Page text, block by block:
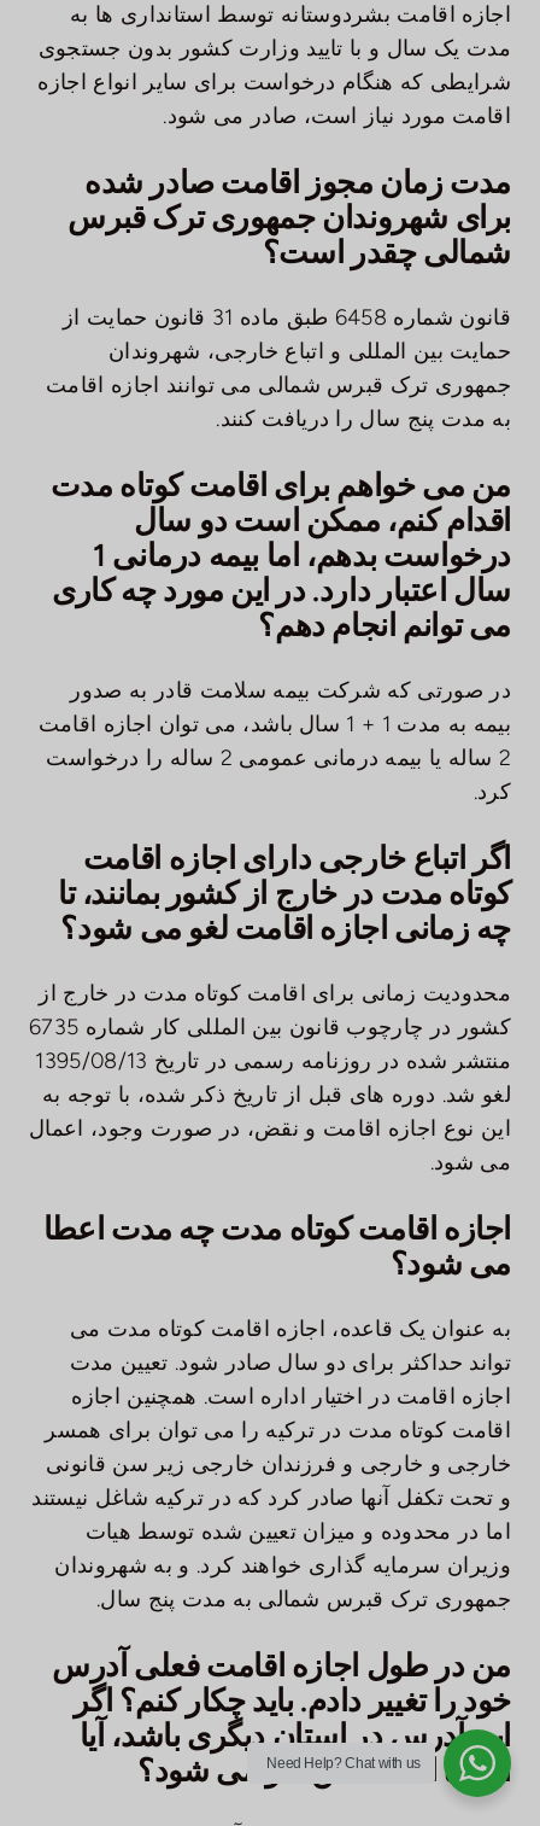
اجازه اقامت بشردوستانه توسط استانداری ها به
مدت یک سال و با تایید وزارت کشور بدون جستجوی
شرایطی که هنگام درخواست برای سایر انواع اجازه
اقامت مورد نیاز است، صادر می شود.
مدت زمان مجوز اقامت صادر شده
برای شهروندان جمهوری ترک قبرس
شمالی چقدر است؟
قانون شماره 6458 طبق ماده 31 قانون حمایت از
حمایت بین المللی و اتباع خارجی، شهروندان
جمهوری ترک قبرس شمالی می توانند اجازه اقامت
به مدت پنج سال را دریافت کنند.
من می خواهم برای اقامت کوتاه مدت
اقدام کنم، ممکن است دو سال
درخواست بدهم، اما بیمه درمانی 1
سال اعتبار دارد. در این مورد چه کاری
می توانم انجام دهم؟
در صورتی که شرکت بیمه سلامت قادر به صدور
بیمه به مدت 1 + 1 سال باشد، می توان اجازه اقامت
2 ساله یا بیمه درمانی عمومی 2 ساله را درخواست
کرد.
اگر اتباع خارجی دارای اجازه اقامت
کوتاه مدت در خارج از کشور بمانند، تا
چه زمانی اجازه اقامت لغو می شود؟
محدودیت زمانی برای اقامت کوتاه مدت در خارج از
کشور در چارچوب قانون بین المللی کار شماره 6735
منتشر شده در روزنامه رسمی در تاریخ 1395/08/13
لغو شد. دوره های قبل از تاریخ ذکر شده، با توجه به
این نوع اجازه اقامت و نقض، در صورت وجود، اعمال
می شود.
اجازه اقامت کوتاه مدت چه مدت اعطا
می شود؟
به عنوان یک قاعده، اجازه اقامت کوتاه مدت می
تواند حداکثر برای دو سال صادر شود. تعیین مدت
اجازه اقامت در اختیار اداره است. همچنین اجازه
اقامت کوتاه مدت در ترکیه را می توان برای همسر
خارجی و خارجی و فرزندان خارجی زیر سن قانونی
و تحت تکفل آنها صادر کرد که در ترکیه شاغل نیستند
اما در محدوده و میزان تعیین شده توسط هیات
وزیران سرمایه گذاری خواهند کرد. و به شهروندان
جمهوری ترک قبرس شمالی به مدت پنج سال.
من در طول اجازه اقامت فعلی آدرس
خود را تغییر دادم. باید چکار کنم؟ اگر
این آدرس در استان دیگری باشد، آیا
اجازه اقامت من لغو می شود؟
Need Help?Chat with us